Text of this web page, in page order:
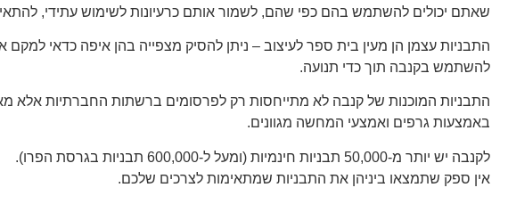
שאתם יכולים להשתמש בהם כפי שהם, לשמור אותם כרעיונות לשימוש עתידי,
התבניות עצמן הן מעין בית ספר לעיצוב – ניתן להסיק מצפייה בהן איפה כדאי
להשתמש בקנבה תוך כדי תנועה.
התבניות המוכנות של קנבה לא מתייחסות רק לפרסומים ברשתות החברתיות אלא
באמצעות גרפים ואמצעי המחשה מגוונים.
לקנבה יש יותר מ-50,000 תבניות חינמיות (ומעל ל-600,000 תבניות בגרסת הפרו).
אין ספק שתמצאו ביניהן את התבניות שמתאימות לצרכים שלכם.